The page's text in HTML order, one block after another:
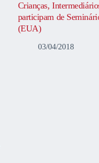
Crianças,
participam de
(EUA)
03/04/2018